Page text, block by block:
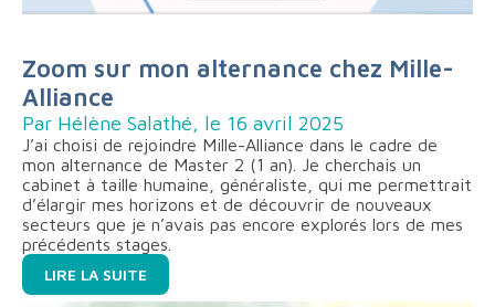
Zoom sur mon alternance chez Mille-
Alliance
Par Hélène Salathé, le 16 avril 2025
J’ai choisi de rejoindre Mille-Alliance dans le cadre de
mon alternance de Master 2 (1 an). Je cherchais un
cabinet à taille humaine, généraliste, qui me permettrait
d’élargir mes horizons et de découvrir de nouveaux
secteurs que je n’avais pas encore explorés lors de mes
précédents stages.
LIRE LA SUITE